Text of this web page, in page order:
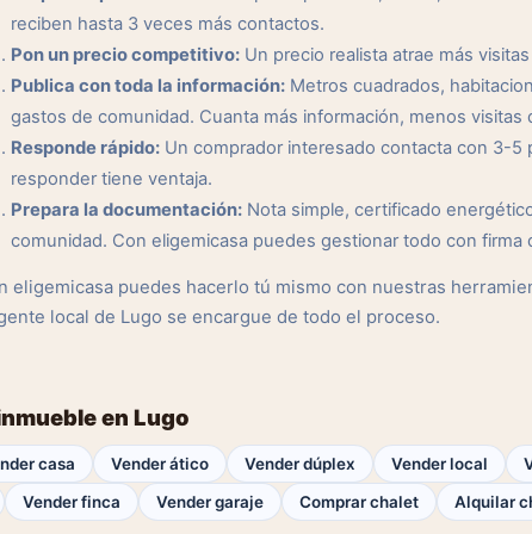
reciben hasta 3 veces más contactos.
Pon un precio competitivo: Un precio realista atrae más
Publica con toda la información: Metros cuadrados,
gastos de comunidad. Cuanta más información, menos visitas
Responde rápido: Un comprador interesado contacta con 3-5
responder tiene ventaja.
Prepara la documentación: Nota simple, certificado
comunidad. Con eligemicasa puedes gestionar todo con firma
eligemicasa puedes hacerlo tú mismo con nuestras
local de Lugo se encargue de todo el proceso.
en Lugo
casa Vender ático Vender dúplex Vender local
Vender finca
Vender garaje Comprar chalet Alquilar